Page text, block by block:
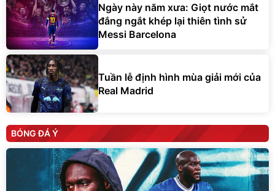
Ngày này năm xưa: Giọt nước mắt
đắng ngắt khép lại thiên tình sử
Messi Barcelona
Tuần lễ định hình mùa giải mới của
Real Madrid
BÓNG ĐÁ Ý